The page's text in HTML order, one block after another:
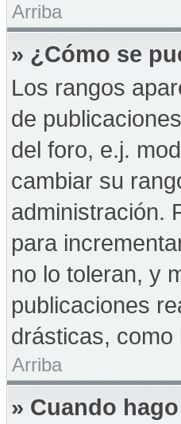
Arriba
» ¿Cómo se
Los rangos
de
del foro, e.j.
cambiar su
administración.
para
no lo toleran, y
publicaciones
drásticas, como
Arriba
» Cuando